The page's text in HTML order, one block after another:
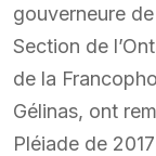
gouverneure
Section de
de la
Gélinas, ont
Pléiade de